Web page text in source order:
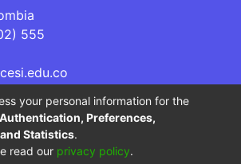
555
es una Institución de Educación
sujeta a inspección y vigilancia
de Educación Nacional.
your personal information for the
Authentication, Preferences,
Statistics.
read our privacy policy.